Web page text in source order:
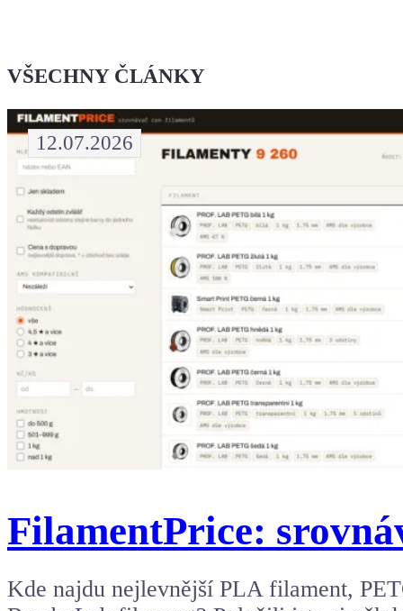
VŠECHNY ČLÁNKY
12.07.2026
FilamentPrice:
Kde najdu nejlevnější PLA filament,